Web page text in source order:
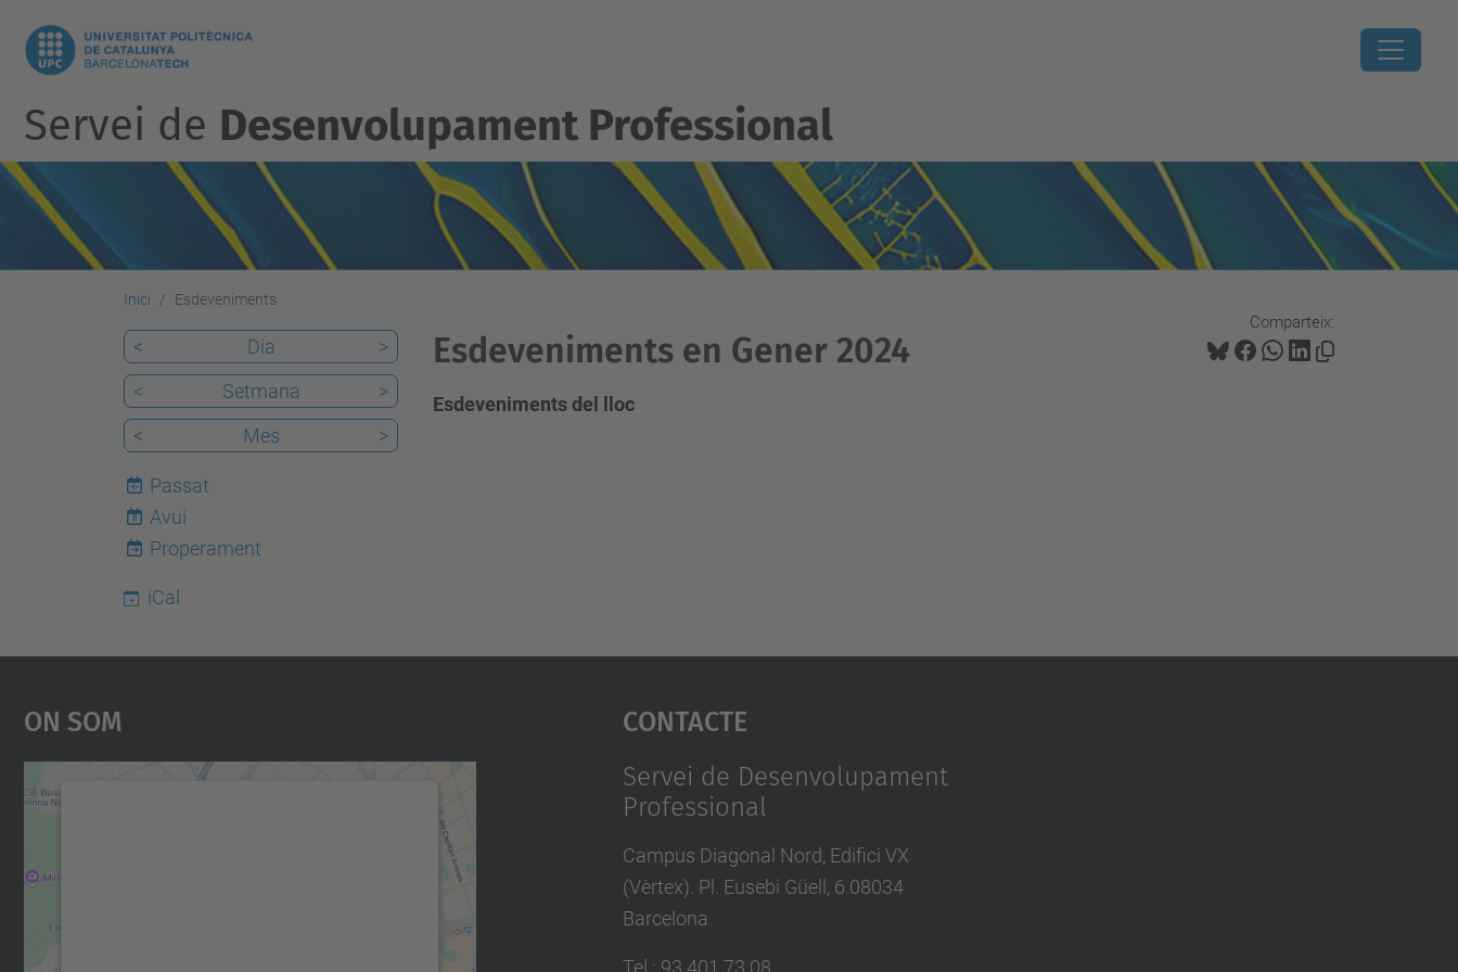
Servei de Desenvolupament Professional
Inici Esdeveniments
Comparteix:
Esdeveniments en Gener 2024
Esdeveniments del lloc
< Dia
>
<
Setmana
>
<
Mes >
Passat
8
Avui
Properament
iCal
On Som Contacte
Servei de Desenvolupament
Professional
Campus Diagonal Nord, Edifici VX
(Vèrtex). Pl. Eusebi Güell, 6 08034
Barcelona
Tel. : 93 401 73 08